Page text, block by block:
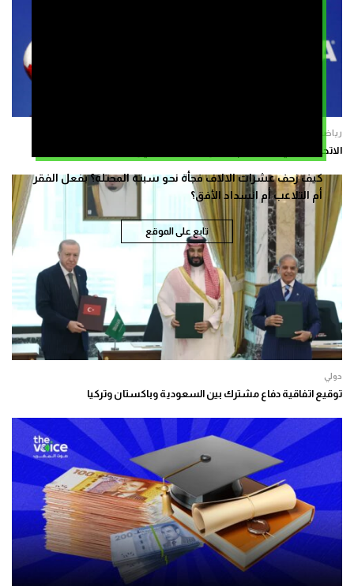
كيف زحف عشرات الالاف فجأة نحو سبتة المحتلة؟ بفعل الفقر
أم التلاعب أم انسداد الأفق؟
تابع على الموقع
رياضة
الاتحاد النروجي لكرة القدم يدعو إلى استقالة جاني إنفانتينو
دولي
توقيع اتفاقية دفاع مشترك بين السعودية وباكستان وتركيا